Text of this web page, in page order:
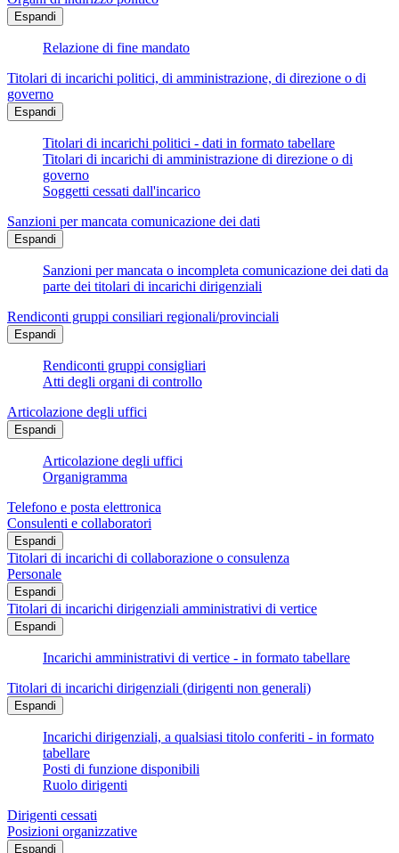
Espandi
Relazione di fine mandato
Titolari di incarichi politici, di amministrazione, di direzione o di
governo
Espandi
Titolari di incarichi politici - dati in formato tabellare
Titolari di incarichi di amministrazione di direzione o di
governo
Soggetti cessati dall'incarico
Sanzioni per mancata comunicazione dei dati
Espandi
Sanzioni per mancata o incompleta comunicazione dei dati da
parte dei titolari di incarichi dirigenziali
Rendiconti gruppi consiliari regionali/provinciali
Espandi
Rendiconti gruppi consigliari
Atti degli organi di controllo
Articolazione degli uffici
Espandi
Articolazione degli uffici
Organigramma
Telefono e posta elettronica
Consulenti e collaboratori
Espandi
Titolari di incarichi di collaborazione o consulenza
Personale
Espandi
Titolari di incarichi dirigenziali amministrativi di vertice
Espandi
Incarichi amministrativi di vertice - in formato tabellare
Titolari di incarichi dirigenziali (dirigenti non generali)
Espandi
Incarichi dirigenziali, a qualsiasi titolo conferiti - in formato
tabellare
Posti di funzione disponibili
Ruolo dirigenti
Dirigenti cessati
Posizioni organizzative
Espandi